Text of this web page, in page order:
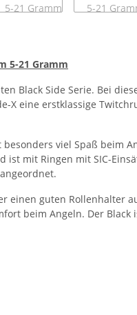
5-21 Gramm
Black Side Serie. Bei
X eine erstklassige
besonders viel Spaß beim
ist mit Ringen mit SIC-
einen guten Rollenhalter
beim Angeln. Der Black